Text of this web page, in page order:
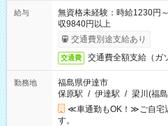
給与
無資格未経験：時給1230
収9840円以上
交通費別途支給あり
交通費 交通費全額支給（ガ
勤務地
福島県伊達市
保原駅 / 伊達駅 / 梁川(福
≪車通勤もOK！≫ご自宅
す。